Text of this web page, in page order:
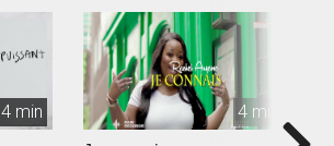
4 min 4 min